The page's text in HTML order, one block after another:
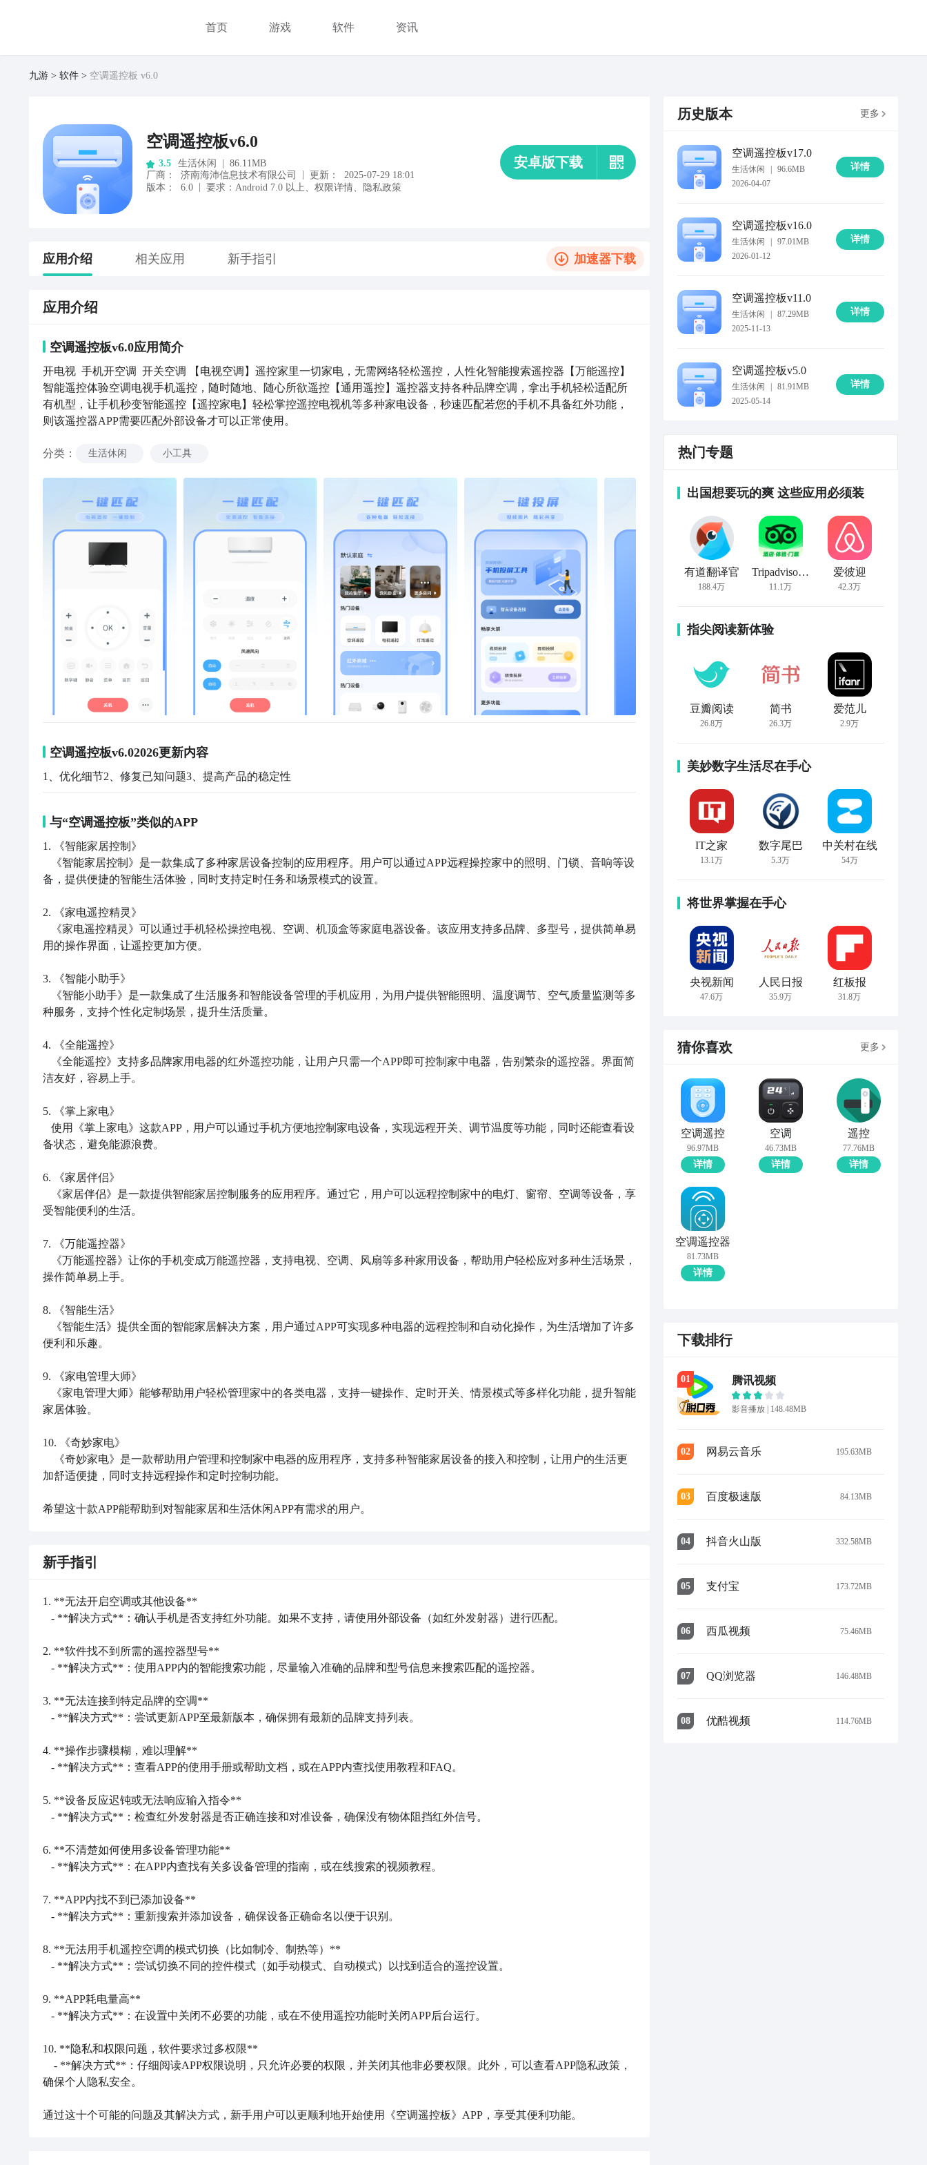
首页 游戏 软件 资讯
九游 软件 空调遥控板 v6.0
空调遥控板v6.0
3.5 生活休闲
86.11MB
厂商 ： 济南海沛信息技术有限公司 更新：
2025-07-29 18:01
版本：
6.0 要求： Android 7.0 以上、 权限详情、 隐私政策
安卓版下载
应用介绍 相关应用 新手指引 加速器下载
应用介绍
空调遥控板v6.0应用简介
开电视  手机开空调  开关空调 【电视空调】遥控家里一切家电，无需网络轻松遥控，人性化智能搜索遥控器【万能遥控】
智能遥控体验空调电视手机遥控，随时随地、随心所欲遥控【通用遥控】遥控器支持各种品牌空调，拿出手机轻松适配所
有机型，让手机秒变智能遥控【遥控家电】轻松掌控遥控电视机等多种家电设备，秒速匹配若您的手机不具备红外功能，
则该遥控器APP需要匹配外部设备才可以正常使用。
分类 ： 生活休闲 小工具
空调遥控板v6.02026更新内容
1、优化细节2、修复已知问题3、提高产品的稳定性
与“空调遥控板”类似的APP
1. 《智能家居控制》
备，提供便捷的智能生活体验，同时支持定时任务和场景模式的设置。
2. 《家电遥控精灵》
用的操作界面，让遥控更加方便。
3. 《智能小助手》
种服务，支持个性化定制场景，提升生活质量。
4. 《全能遥控》
洁友好，容易上手。
5. 《掌上家电》
备状态，避免能源浪费。
6. 《家居伴侣》
受智能便利的生活。
7. 《万能遥控器》
操作简单易上手。
8. 《智能生活》
便利和乐趣。
9. 《家电管理大师》
家居体验。
10. 《奇妙家电》
加舒适便捷，同时支持远程操作和定时控制功能。
希望这十款APP能帮助到对智能家居和生活休闲APP有需求的用户。
新手指引
1. **无法开启空调或其他设备**
2. **软件找不到所需的遥控器型号**
3. **无法连接到特定品牌的空调**
4. **操作步骤模糊，难以理解**
5. **设备反应迟钝或无法响应输入指令**
6. **不清楚如何使用多设备管理功能**
7. **APP内找不到已添加设备**
8. **无法用手机遥控空调的模式切换（比如制冷、制热等）**
9. **APP耗电量高**
10. **隐私和权限问题，软件要求过多权限**
确保个人隐私安全。
通过这十个可能的问题及其解决方式，新手用户可以更顺利地开始使用《空调遥控板》APP，享受其便利功能。
历史版本 更多
空调遥控板v17.0
生活休闲
96.6MB
2026-04-07
详情
空调遥控板v16.0
生活休闲
97.01MB
2026-01-12
详情
空调遥控板v11.0
生活休闲
87.29MB
2025-11-13
详情
空调遥控板v5.0
生活休闲
81.91MB
2025-05-14
详情
热门专题
出国想要玩的爽 这些应用必须装
有道翻译官
188.4万
Tripadvisor猫途鹰
11.1万
爱彼迎
42.3万
指尖阅读新体验
豆瓣阅读
26.8万
简书
26.3万
爱范儿
2.9万
美妙数字生活尽在手心
IT之家
13.1万
数字尾巴
5.3万
中关村在线
54万
将世界掌握在手心
央视新闻
47.6万
人民日报
35.9万
红板报
31.8万
猜你喜欢 更多
空调遥控
96.97MB
详情
空调
46.73MB
详情
遥控
77.76MB
详情
空调遥控器
81.73MB
详情
下载排行
01 腾讯视频
影音播放 | 148.48MB
02 网易云音乐 195.63MB
03 百度极速版 84.13MB
04 抖音火山版 332.58MB
05 支付宝 173.72MB
06 西瓜视频 75.46MB
07 QQ浏览器 146.48MB
08 优酷视频 114.76MB